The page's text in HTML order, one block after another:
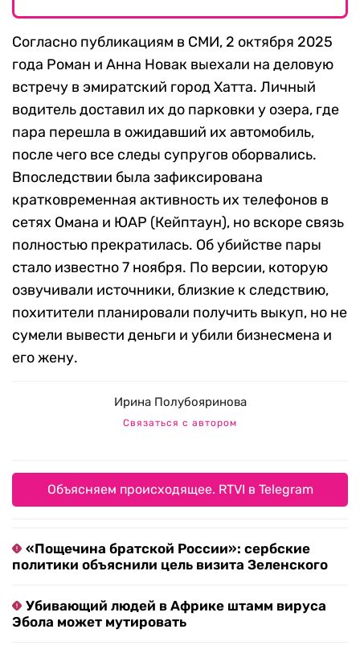
Согласно публикациям в СМИ, 2 октября 2025
года Роман и Анна Новак выехали на деловую
встречу в эмиратский город Хатта. Личный
водитель доставил их до парковки у озера, где
пара перешла в ожидавший их автомобиль,
после чего все следы супругов оборвались.
Впоследствии была зафиксирована
кратковременная активность их телефонов в
сетях Омана и ЮАР (Кейптаун), но вскоре связь
полностью прекратилась. Об убийстве пары
стало известно 7 ноября. По версии, которую
озвучивали источники, близкие к следствию,
похитители планировали получить выкуп, но не
сумели вывести деньги и убили бизнесмена и
его жену.
Ирина Полубояринова
Связаться с автором
Объясняем происходящее. RTVI в Telegram
«Пощечина братской России»: сербские
политики объяснили цель визита Зеленского
Убивающий людей в Африке штамм вируса
Эбола может мутировать